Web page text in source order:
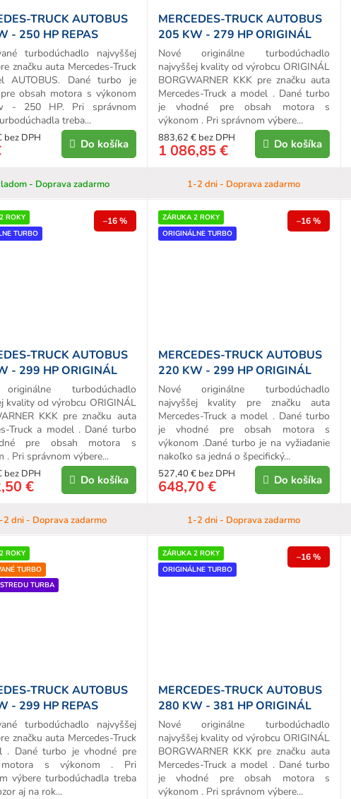
TRUCK AUTOBUS
- 250 HP REPAS
- Doprava zadarmo
bez DPH Do košíka
turbodúchadlo najvyššej
značku auta Mercedes-Truck
AUTOBUS. Dané turbo je
obsah motora s výkonom
- 250 HP. Pri správnom
treba...
MERCEDES-TRUCK AUTOBUS
205 KW - 279 HP ORIGINÁL
TURBO
1-2 dni - Doprava zadarmo
883,62 € bez DPH
1 086,85 € Do košíka
Nové originálne turbodúchadlo
najvyššej kvality od výrobcu ORIGINÁL
BORGWARNER KKK pre značku auta
Mercedes-Truck a model . Dané turbo
je vhodné pre obsah motora s
výkonom . Pri správnom výbere...
ROKY
TURBO
–16 %
TRUCK AUTOBUS
- 299 HP ORIGINÁL
2 dni - Doprava zadarmo
bez DPH
€ Do košíka
turbodúchadlo
kvality od výrobcu ORIGINÁL
KKK pre značku auta
Truck a model . Dané turbo
pre obsah motora s
. Pri správnom výbere...
ZÁRUKA 2 ROKY
ORIGINÁLNE TURBO
–16 %
MERCEDES-TRUCK AUTOBUS
220 KW - 299 HP ORIGINÁL
TURBO
1-2 dni - Doprava zadarmo
527,40 € bez DPH
648,70 € Do košíka
Nové originálne turbodúchadlo
najvyššej kvality pre značku auta
Mercedes-Truck a model . Dané turbo
je vhodné pre obsah motora s
výkonom .Dané turbo je na vyžiadanie
nakoľko sa jedná o špecifický...
ROKY
TURBO
TURBA
TRUCK AUTOBUS
- 299 HP REPAS
turbodúchadlo najvyššej
značku auta Mercedes-Truck
. Dané turbo je vhodné pre
motora s výkonom . Pri
výbere turbodúchadla treba
aj na rok...
ZÁRUKA 2 ROKY
ORIGINÁLNE TURBO
–16 %
MERCEDES-TRUCK AUTOBUS
280 KW - 381 HP ORIGINÁL
TURBO
Nové originálne turbodúchadlo
najvyššej kvality od výrobcu ORIGINÁL
BORGWARNER KKK pre značku auta
Mercedes-Truck a model . Dané turbo
je vhodné pre obsah motora s
výkonom . Pri správnom výbere...